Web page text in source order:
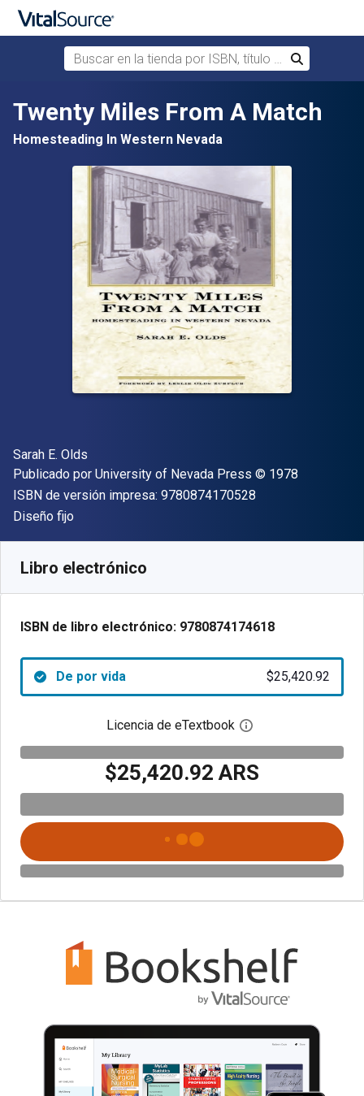
Saltar al contenido principal
Buscar en la tienda por ISBN, título o autor
Buscar
Twenty Miles From A Match
Homesteading In Western Nevada
Autor(es)
Sarah E. Olds
Editor
Publicado por University of Nevada Press Copyright
© 1978
ISBN de versión impresa: 9780874170528
Formato
Diseño fijo
Libro electrónico
ISBN de libro electrónico: 9780874174618
De por vida $25,420.92
Licencia de eTextbook Abre el cuadro de
$25,420.92 ARS